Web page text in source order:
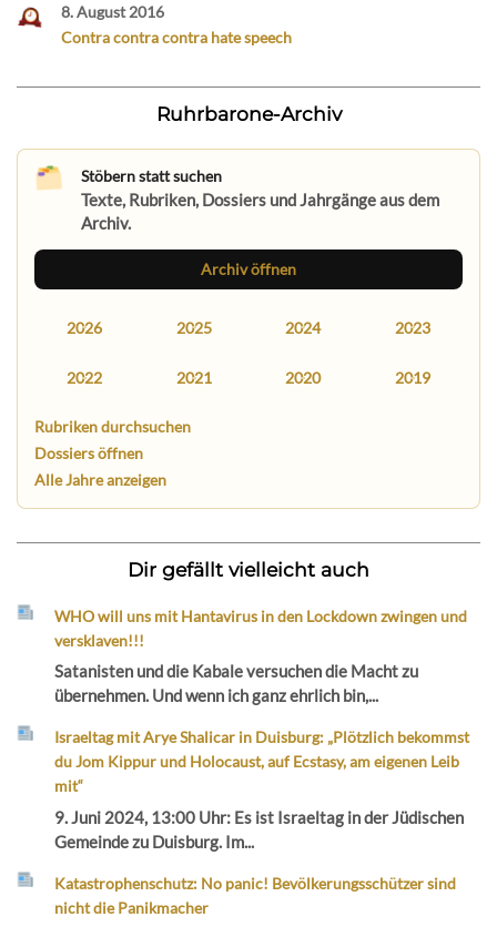
8. August 2016
Contra contra contra hate speech
Ruhrbarone-Archiv
Stöbern statt suchen
Texte, Rubriken, Dossiers und Jahrgänge aus dem
Archiv.
Archiv öffnen
2026 2025 2024 2023
2022 2021 2020 2019
Rubriken durchsuchen
Dossiers öffnen
Alle Jahre anzeigen
Dir gefällt vielleicht auch
WHO will uns mit Hantavirus in den Lockdown zwingen und
versklaven!!!
Satanisten und die Kabale versuchen die Macht zu
übernehmen. Und wenn ich ganz ehrlich bin,...
Israeltag mit Arye Shalicar in Duisburg: „Plötzlich bekommst
du Jom Kippur und Holocaust, auf Ecstasy, am eigenen Leib
mit“
9. Juni 2024, 13:00 Uhr: Es ist Israeltag in der Jüdischen
Gemeinde zu Duisburg. Im...
Katastrophenschutz: No panic! Bevölkerungsschützer sind
nicht die Panikmacher